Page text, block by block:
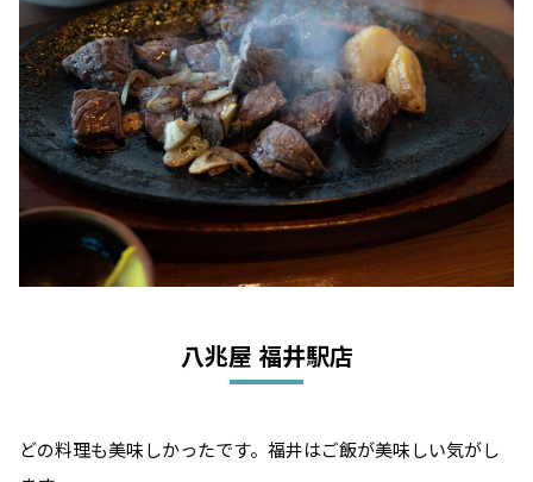
八兆屋 福井駅店
どの料理も美味しかったです。福井はご飯が美味しい気がし